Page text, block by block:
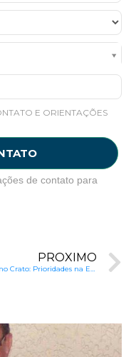
E ORIENTAÇÕES
de contato para
PRÓXIMO